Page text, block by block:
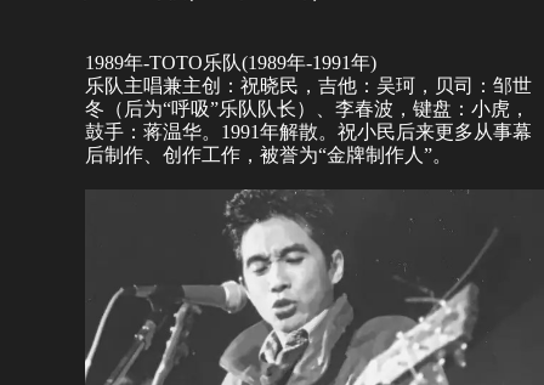
1989年-TOTO乐队(1989年-1991年)
乐队主唱兼主创：祝晓民，吉他：吴珂，贝司：邹世
冬（后为“呼吸”乐队队长）、李春波，键盘：小虎，
鼓手：蒋温华。1991年解散。祝小民后来更多从事幕
后制作、创作工作，被誉为“金牌制作人”。